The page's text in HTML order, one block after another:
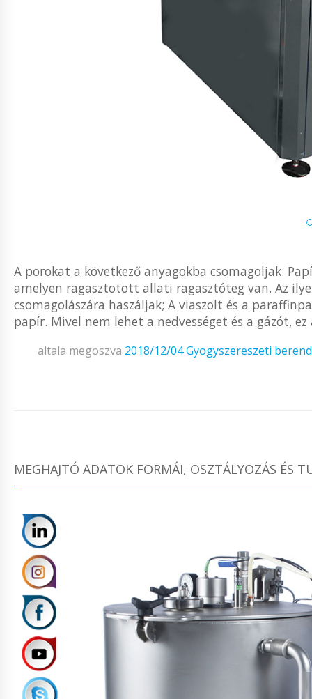
A porokat a következő anyagokba csomagoljak.
amelyen ragasztotott allati ragasztóteg van. Az
csomagolászára haszáljak; A viaszolt és a
papír. Mivel nem lehet a nedvességet és a gázót, ez
altala megoszva 2018/12/04Gyogyszereszeti
MEGHAJTÓ ADATOK FORMÁI, OSZTÁLYOZÁS ÉS